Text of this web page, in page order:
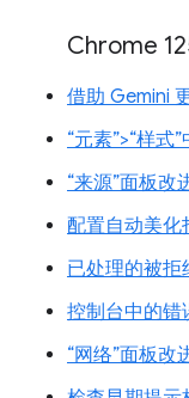
Chrome
借助 Gemini
“元素”>“样
“来源”面板改
配置自动美化
已处理的被拒
控制台中的错
“网络”面板改